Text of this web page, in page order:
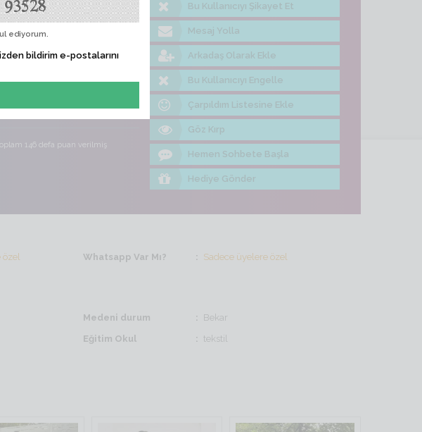
Albüme Bak
146 defa puan verilmiş
Bu Kullanıcıyı Şikayet Et
Mesaj Yolla
Arkadaş Olarak Ekle
Bu Kullanıcıyı Engelle
Çarpıldım Listesine Ekle
Göz Kırp
Hemen Sohbete Başla
Hediye Gönder
özel Whatsapp Var Mı? Sadece üyelere özel
Medeni durum
Bekar
Eğitim Okul
tekstil
ediyorum.
bildirim e-postalarını